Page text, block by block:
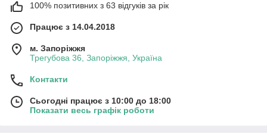
100% позитивних з 63 відгуків за рік
Працює з 14.04.2018
м. Запоріжжя
Трегубова 36, Запоріжжя, Україна
Контакти
Сьогодні працює з 10:00 до 18:00
Показати весь графік роботи